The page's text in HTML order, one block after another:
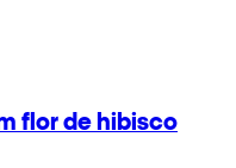
flor de hibisco